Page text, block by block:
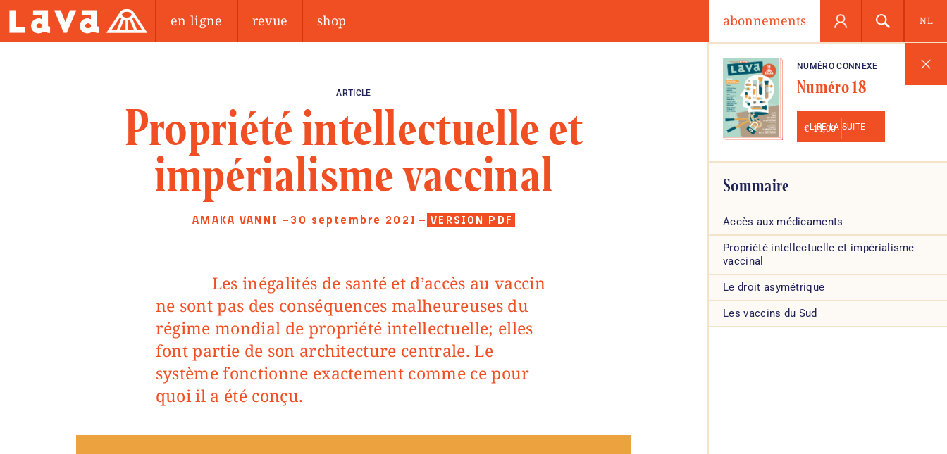
NL
en ligne revue shop abonnements
ARTICLE
Propriété intellectuelle et
impérialisme vaccinal
AMAKA VANNI —30 septembre 2021 — VERSION PDF
Les inégalités de santé et d’accès au vaccin
ne sont pas des conséquences malheureuses du
régime mondial de propriété intellectuelle; elles
font partie de son architecture centrale. Le
système fonctionne exactement comme ce pour
quoi il a été conçu.
NUMÉRO CONNEXE
Numéro 18
€14,00
LIRE LA SUITE
Sommaire
Accès aux médicaments
Propriété intellectuelle et impérialisme
vaccinal
Le droit asymétrique
Les vaccins du Sud